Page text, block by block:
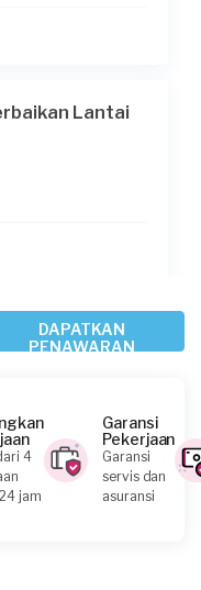
Lantai
DAPATKAN
PENAWARAN
4
jam
Garansi
Pekerjaan
Garansi
servis dan
asuransi